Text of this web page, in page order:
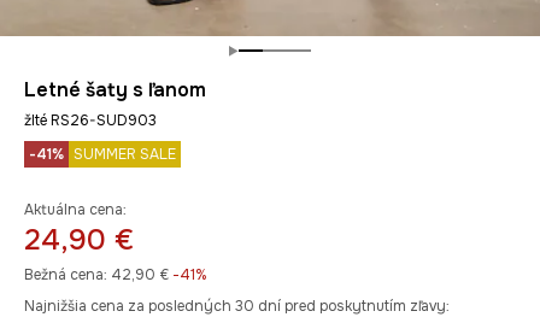
Letné šaty s ľanom
žlté RS26-SUD903
-41% SUMMER SALE
Aktuálna cena:
24,90 €
Bežná cena: 42,90 € -41%
Najnižšia cena za posledných 30 dní pred poskytnutím zľavy: